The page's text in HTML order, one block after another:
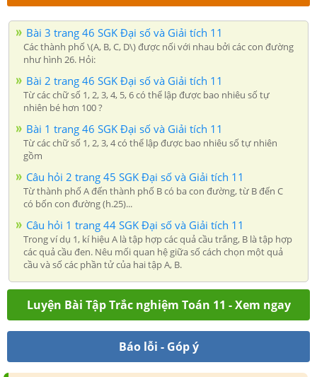
Bài 3 trang 46 SGK Đại số và Giải tích 11
Các thành phố \(A, B, C, D\) được nối với nhau bởi các con đường
như hình 26. Hỏi:
Bài 2 trang 46 SGK Đại số và Giải tích 11
Từ các chữ số 1, 2, 3, 4, 5, 6 có thể lập được bao nhiêu số tự
nhiên bé hơn 100 ?
Bài 1 trang 46 SGK Đại số và Giải tích 11
Từ các chữ số 1, 2, 3, 4 có thể lập được bao nhiêu số tự nhiên
gồm
Câu hỏi 2 trang 45 SGK Đại số và Giải tích 11
Từ thành phố A đến thành phố B có ba con đường, từ B đến C
có bốn con đường (h.25)...
Câu hỏi 1 trang 44 SGK Đại số và Giải tích 11
Trong ví dụ 1, kí hiệu A là tập hợp các quả cầu trắng, B là tập hợp
các quả cầu đen. Nêu mối quan hệ giữa số cách chọn một quả
cầu và số các phần tử của hai tập A, B.
Luyện Bài Tập Trắc nghiệm Toán 11 - Xem ngay
Báo lỗi - Góp ý